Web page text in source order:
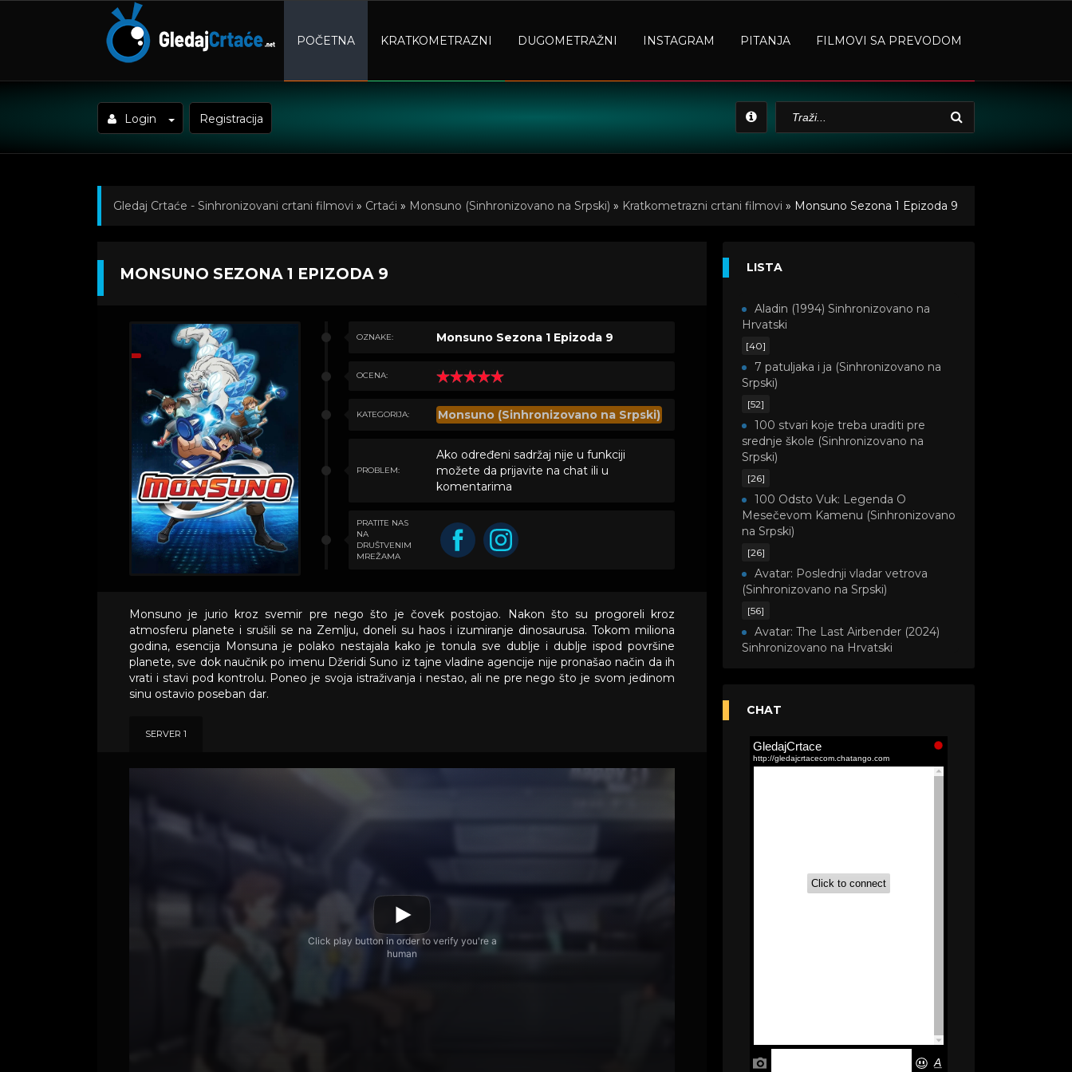
POČETNA KRATKOMETRAZNI DUGOMETRAŽNI INSTAGRAM PITANJA FILMOVI SA PREVODOM
Login Registracija
Gledaj Crtaće - Sinhronizovani crtani filmovi » Crtaći » Monsuno (Sinhronizovano na Srpski) » Kratkometrazni crtani filmovi » Monsuno Sezona 1 Epizoda 9
MONSUNO SEZONA 1 EPIZODA 9
OZNAKE: Monsuno Sezona 1 Epizoda 9
OCENA:
KATEGORIJA: Monsuno (Sinhronizovano na Srpski)
PROBLEM:
Ako određeni sadržaj nije u funkciji
možete da prijavite na chat ili u
komentarima
PRATITE NAS
NA
DRUŠTVENIM
MREŽAMA
Monsuno je jurio kroz svemir pre nego što je čovek postojao. Nakon što su progoreli kroz
atmosferu planete i srušili se na Zemlju, doneli su haos i izumiranje dinosaurusa. Tokom miliona
godina, esencija Monsuna je polako nestajala kako je tonula sve dublje i dublje ispod površine
planete, sve dok naučnik po imenu Džeridi Suno iz tajne vladine agencije nije pronašao način da ih
vrati i stavi pod kontrolu. Poneo je svoja istraživanja i nestao, ali ne pre nego što je svom jedinom
sinu ostavio poseban dar.
SERVER 1
LISTA
Aladin (1994) Sinhronizovano na
Hrvatski
[40]
7 patuljaka i ja (Sinhronizovano na
Srpski)
[52]
100 stvari koje treba uraditi pre
srednje škole (Sinhronizovano na
Srpski)
[26]
100 Odsto Vuk: Legenda O
Mesečevom Kamenu (Sinhronizovano
na Srpski)
[26]
Avatar: Poslednji vladar vetrova
(Sinhronizovano na Srpski)
[56]
Avatar: The Last Airbender (2024)
Sinhronizovano na Hrvatski
(Sinhronizovano na Srpski)
Akademija čarolija (Wits Academy)
Sinhronizovano na Srpski
Tunes,2020) Sinhronizovano na Srpski
Okura (Sinhronizovano na Srpski)
CHAT